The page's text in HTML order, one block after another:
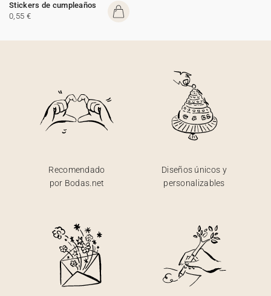
Stickers de cumpleaños
0,55 €
Recomendado
por Bodas.net
Diseños únicos y
personalizables